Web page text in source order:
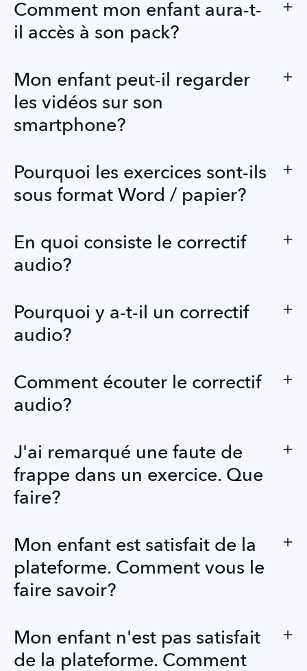
Comment mon enfant aura-t-
il accès à son pack?
Mon enfant peut-il regarder
les vidéos sur son
smartphone?
Pourquoi les exercices sont-ils
sous format Word / papier?
En quoi consiste le correctif
audio?
Pourquoi y a-t-il un correctif
audio?
Comment écouter le correctif
audio?
J'ai remarqué une faute de
frappe dans un exercice. Que
faire?
Mon enfant est satisfait de la
plateforme. Comment vous le
faire savoir?
Mon enfant n'est pas satisfait
de la plateforme. Comment